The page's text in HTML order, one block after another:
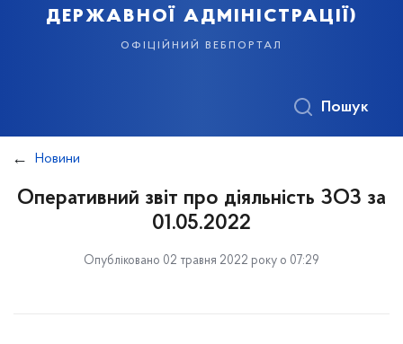
державної адміністрації)
офіційний вебпортал
Пошук
Новини
Оперативний звіт про діяльність ЗОЗ за
01.05.2022
Опубліковано 02 травня 2022 року о 07:29